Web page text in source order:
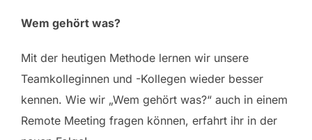
Wem gehört was?
Mit der heutigen Methode lernen wir unsere
Teamkolleginnen und -Kollegen wieder besser
kennen. Wie wir „Wem gehört was?“ auch in einem
Remote Meeting fragen können, erfahrt ihr in der